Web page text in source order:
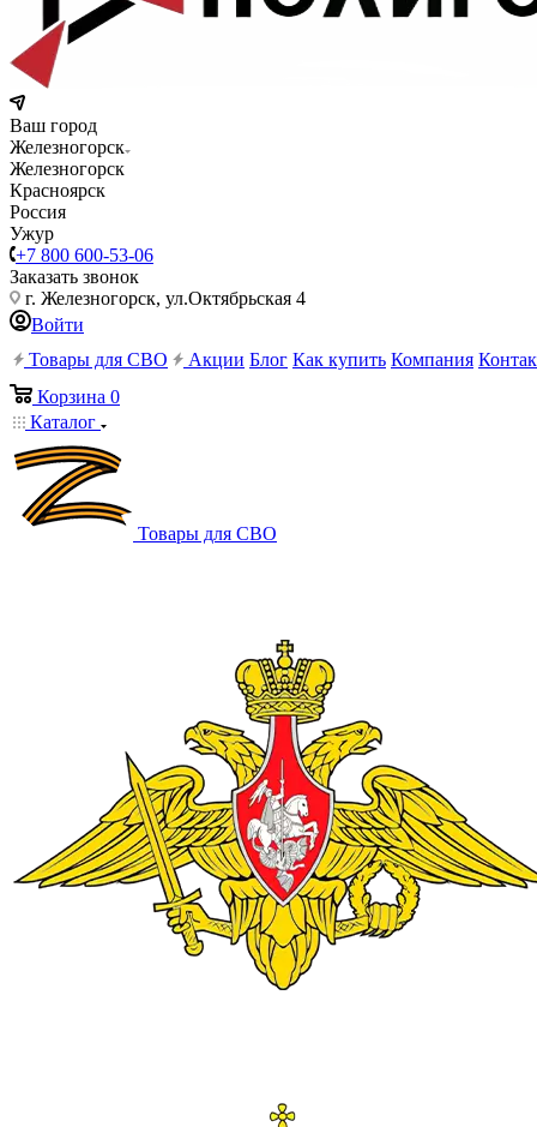
Ваш город
Железногорск
Железногорск
Красноярск
Россия
Ужур
+7 800 600-53-06
Заказать звонок
г. Железногорск, ул.Октябрьская 4
Войти
Товары для СВО
Акции Блог Как купить Компания
Корзина 0
Каталог
Товары для СВО